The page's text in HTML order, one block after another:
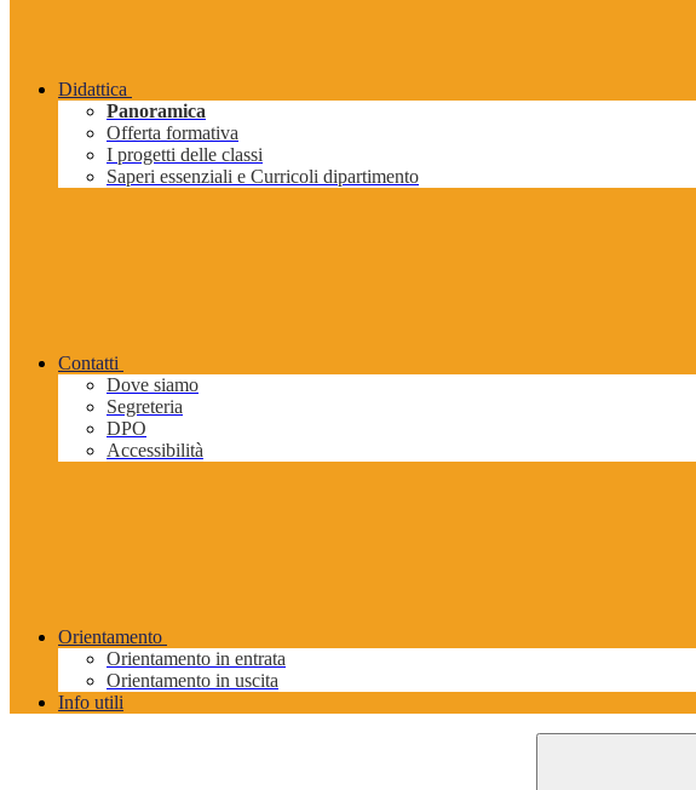
Didattica
Panoramica
Offerta formativa
I progetti delle classi
Saperi essenziali e Curricoli dipartimento
Contatti
Dove siamo
Segreteria
DPO
Accessibilità
Orientamento
Orientamento in entrata
Orientamento in uscita
Info utili